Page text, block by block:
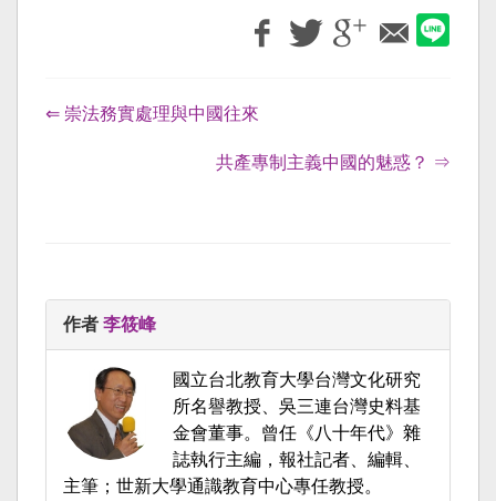
⇐ 崇法務實處理與中國往來
共產專制主義中國的魅惑？ ⇒
作者 李筱峰
國立台北教育大學台灣文化研究
所名譽教授、吳三連台灣史料基
金會董事。曾任《八十年代》雜
誌執行主編，報社記者、編輯、
主筆；世新大學通識教育中心專任教授。